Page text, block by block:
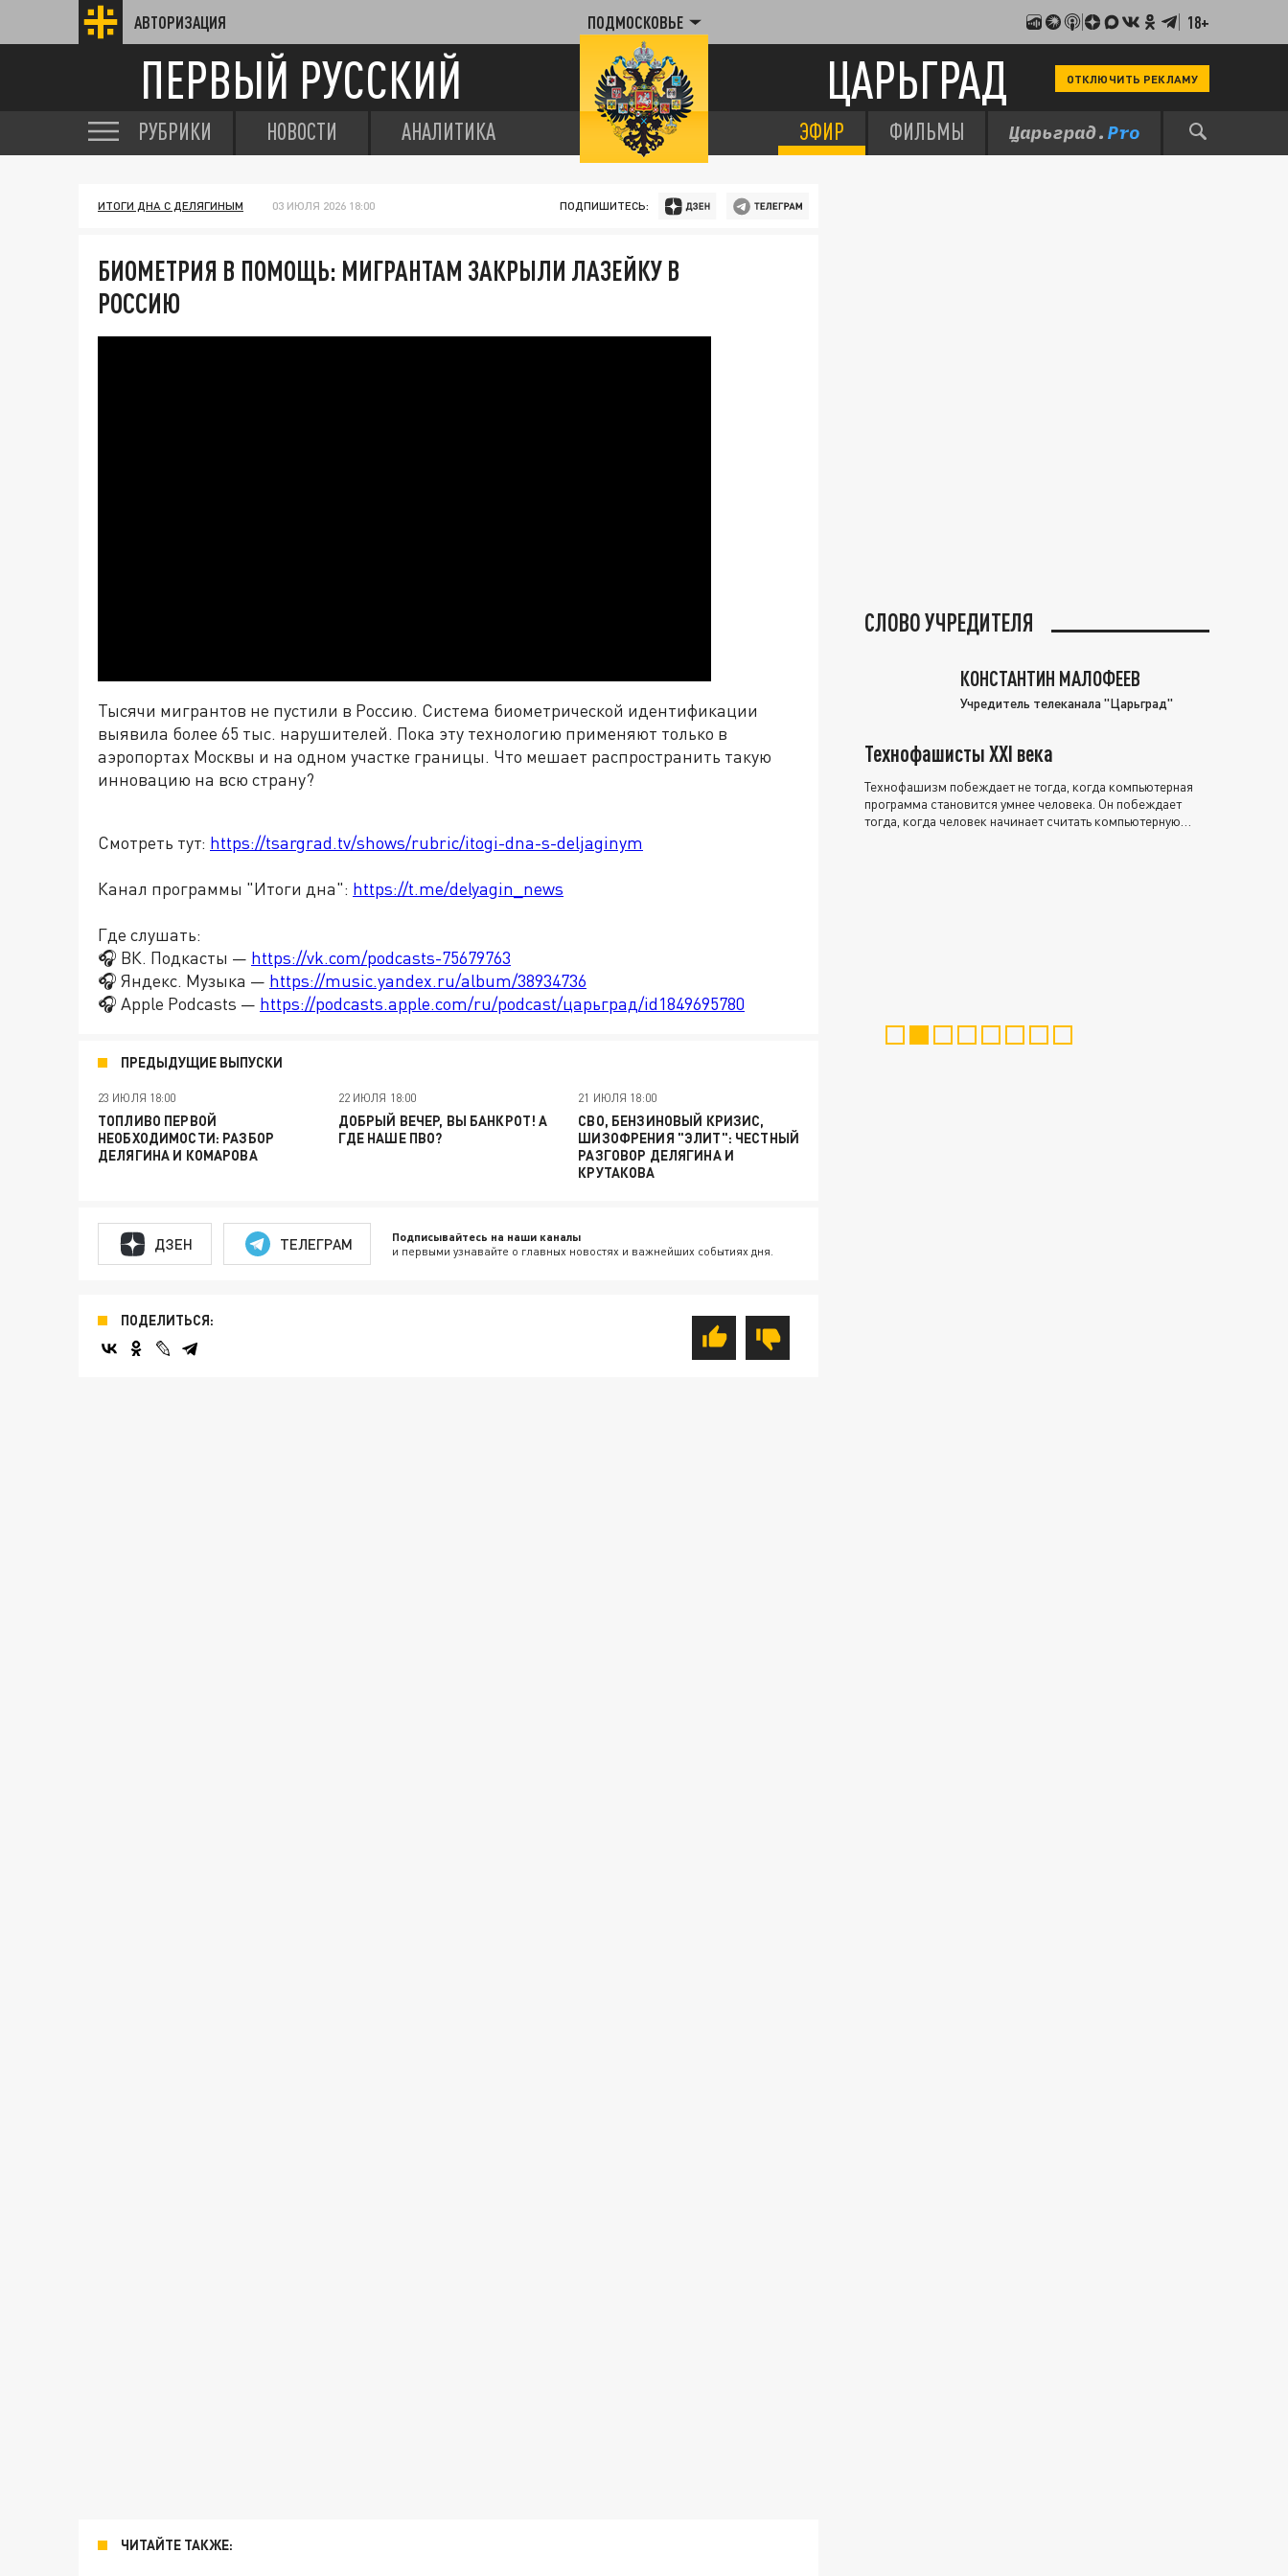
АВТОРИЗАЦИЯ ПОДМОСКОВЬЕ 18+
ПЕРВЫЙ РУССКИЙ ЦАРЬГРАД ОТКЛЮЧИТЬ РЕКЛАМУ
РУБРИКИ НОВОСТИ АНАЛИТИКА ЭФИР ФИЛЬМЫ
ИТОГИ ДНА С ДЕЛЯГИНЫМ 03 ИЮЛЯ 2026 18:00 ПОДПИШИТЕСЬ:
БИОМЕТРИЯ В ПОМОЩЬ: МИГРАНТАМ ЗАКРЫЛИ ЛАЗЕЙКУ В
РОССИЮ
Тысячи мигрантов не пустили в Россию. Система биометрической идентификации
выявила более 65 тыс. нарушителей. Пока эту технологию применяют только в
аэропортах Москвы и на одном участке границы. Что мешает распространить такую
инновацию на всю страну?
Смотреть тут: https://tsargrad.tv/shows/rubric/itogi-dna-s-deljaginym
Канал программы "Итоги дна": https://t.me/delyagin_news
Где слушать:
🎧 ВК. Подкасты — https://vk.com/podcasts-75679763
🎧 Яндекс. Музыка — https://music.yandex.ru/album/38934736
🎧 Apple Podcasts — https://podcasts.apple.com/ru/podcast/царьград/id1849695780
ПРЕДЫДУЩИЕ ВЫПУСКИ
23 ИЮЛЯ 18:00
ТОПЛИВО ПЕРВОЙ
НЕОБХОДИМОСТИ: РАЗБОР
ДЕЛЯГИНА И КОМАРОВА
22 ИЮЛЯ 18:00
ДОБРЫЙ ВЕЧЕР, ВЫ БАНКРОТ! А
ГДЕ НАШЕ ПВО?
21 ИЮЛЯ 18:00
СВО, БЕНЗИНОВЫЙ КРИЗИС,
ШИЗОФРЕНИЯ "ЭЛИТ": ЧЕСТНЫЙ
РАЗГОВОР ДЕЛЯГИНА И
КРУТАКОВА
ДЗЕН ТЕЛЕГРАМ Подписывайтесь на наши каналы
и первыми узнавайте о главных новостях и важнейших событиях дня.
ПОДЕЛИТЬСЯ:
ЧИТАЙТЕ ТАКЖЕ:
СЛОВО УЧРЕДИТЕЛЯ
КОНСТАНТИН МАЛОФЕЕВ
Учредитель телеканала "Царьград"
Технофашисты XXI века
Технофашизм побеждает не тогда, когда компьютерная
программа становится умнее человека. Он побеждает
тогда, когда человек начинает считать компьютерную